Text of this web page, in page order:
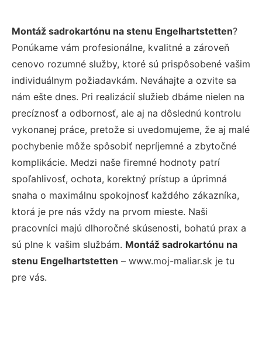
Montáž sadrokartónu na stenu Engelhartstetten?
Ponúkame vám profesionálne, kvalitné a zároveň
cenovo rozumné služby, ktoré sú prispôsobené vašim
individuálnym požiadavkám. Neváhajte a ozvite sa
nám ešte dnes. Pri realizácií služieb dbáme nielen na
precíznosť a odbornosť, ale aj na dôslednú kontrolu
vykonanej práce, pretože si uvedomujeme, že aj malé
pochybenie môže spôsobiť nepríjemné a zbytočné
komplikácie. Medzi naše firemné hodnoty patrí
spoľahlivosť, ochota, korektný prístup a úprimná
snaha o maximálnu spokojnosť každého zákazníka,
ktorá je pre nás vždy na prvom mieste. Naši
pracovníci majú dlhoročné skúsenosti, bohatú prax a
sú plne k vašim službám. Montáž sadrokartónu na
stenu Engelhartstetten – www.moj-maliar.sk je tu
pre vás.